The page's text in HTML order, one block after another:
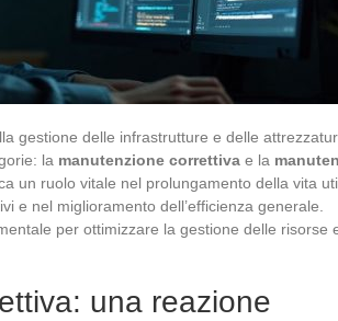
gestione delle infrastrutture e delle
la manutenzione correttiva e la
un ruolo vitale nel prolungamento della vita
e nel miglioramento dell’efficienza generale.
per ottimizzare la gestione delle risorse
una reazione